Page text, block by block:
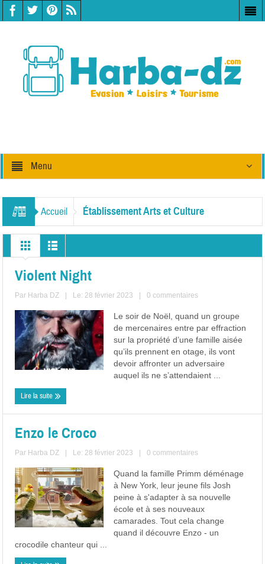
Menu
Accueil Établissement Arts et Culture
Violent Night
Par Harba DZ Le: 28 février 2023 0 commentaires
Le soir de Noël, quand un groupe
de mercenaires entre par effraction
sur la propriété d’une famille aisée
qu’ils prennent en otage, ils vont
devoir affronter un adversaire
auquel ils ne s’attendaient ...
Lire la suite
Enzo le Croco
Par Harba DZ Le: 28 février 2023 0 commentaires
Quand la famille Primm déménage
à New York, leur jeune fils Josh
peine à s'adapter à sa nouvelle
école et à ses nouveaux
camarades. Tout cela change
quand il découvre Enzo - un
crocodile chanteur qui ...